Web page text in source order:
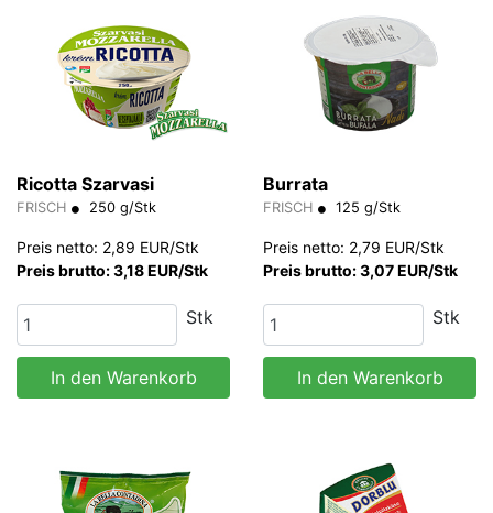
Ricotta Szarvasi
FRISCH 250 g/Stk
Preis netto: 2,89 EUR/Stk
Preis brutto: 3,18 EUR/Stk
Stk
In den Warenkorb
Burrata
FRISCH 125 g/Stk
Preis netto: 2,79 EUR/Stk
Preis brutto: 3,07 EUR/Stk
Stk
In den Warenkorb